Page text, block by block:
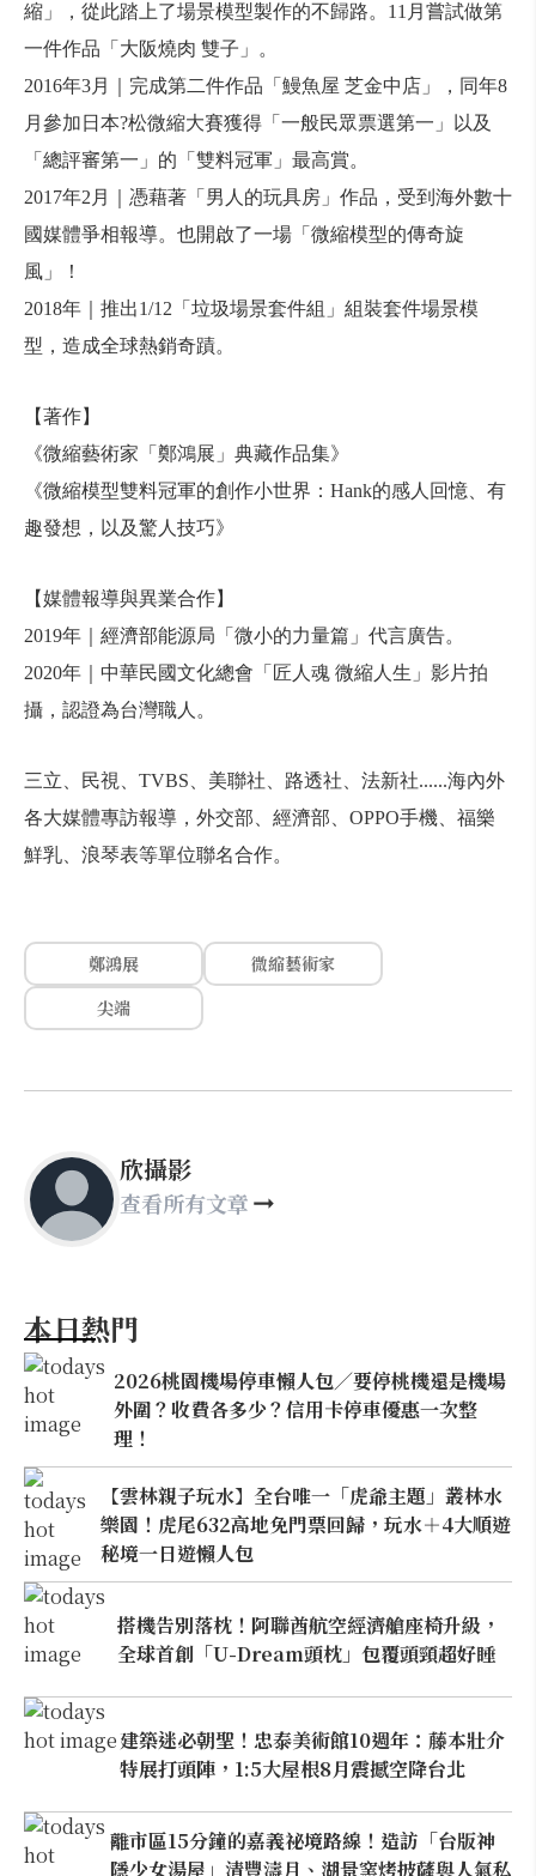
縮」，從此踏上了場景模型製作的不歸路。11月嘗試做第
一件作品「大阪燒肉 雙子」。
2016年3月｜完成第二件作品「鰻魚屋 芝金中店」，同年8
月參加日本?松微縮大賽獲得「一般民眾票選第一」以及
「總評審第一」的「雙料冠軍」最高賞。
2017年2月｜憑藉著「男人的玩具房」作品，受到海外數十
國媒體爭相報導。也開啟了一場「微縮模型的傳奇旋
風」！
2018年｜推出1/12「垃圾場景套件組」組裝套件場景模
型，造成全球熱銷奇蹟。
【著作】
《微縮藝術家「鄭鴻展」典藏作品集》
《微縮模型雙料冠軍的創作小世界：Hank的感人回憶、有
趣發想，以及驚人技巧》
【媒體報導與異業合作】
2019年｜經濟部能源局「微小的力量篇」代言廣告。
2020年｜中華民國文化總會「匠人魂 微縮人生」影片拍
攝，認證為台灣職人。
三立、民視、TVBS、美聯社、路透社、法新社......海內外
各大媒體專訪報導，外交部、經濟部、OPPO手機、福樂
鮮乳、浪琴表等單位聯名合作。
鄭鴻展
微縮藝術家
尖端
欣攝影
查看所有文章
本日熱門
2026桃園機場停車懶人包／要停桃機還是機場
外圍？收費各多少？信用卡停車優惠一次整
理！
【雲林親子玩水】全台唯一「虎爺主題」叢林水
樂園！虎尾632高地免門票回歸，玩水＋4大順遊
秘境一日遊懶人包
搭機告別落枕！阿聯酋航空經濟艙座椅升級，
全球首創「U-Dream頭枕」包覆頭頸超好睡
建築迷必朝聖！忠泰美術館10週年：藤本壯介
特展打頭陣，1:5大屋根8月震撼空降台北
離市區15分鐘的嘉義祕境路線！造訪「台版神
隱少女湯屋」清豐濤月、湖景窯烤披薩與人氣私